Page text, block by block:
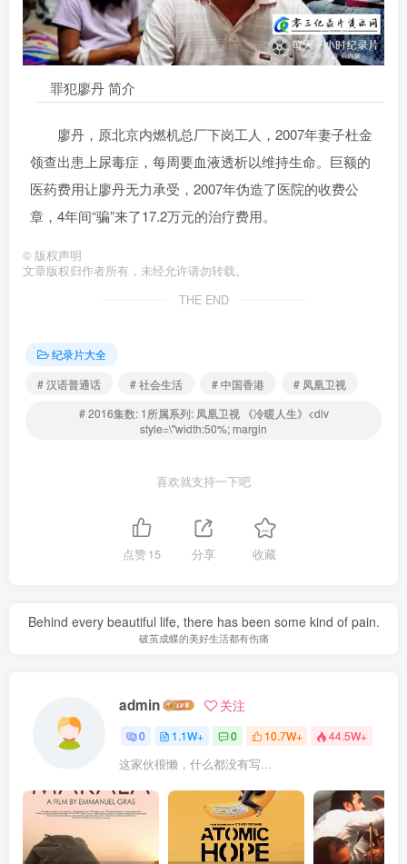
罪犯廖丹 简介
廖丹，原北京内燃机总厂下岗工人，2007年妻子杜金
领查出患上尿毒症，每周要血液透析以维持生命。巨额的
医药费用让廖丹无力承受，2007年伪造了医院的收费公
章，4年间“骗”来了17.2万元的治疗费用。
© 版权声明
文章版权归作者所有，未经允许请勿转载。
THE END
纪录片大全
# 汉语普通话
# 社会生活 # 中国香港
# 凤凰卫视
# 2016集数: 1所属系列: 凤凰卫视 《冷暖人生》<div
style=\"width:50%; margin
喜欢就支持一下吧
点赞15 分享 收藏
Behind every beautiful life, there has been some kind of pain.
破茧成蝶的美好生活都有伤痛
admin 关注
0 1.1W+ 0 10.7W+ 44.5W+
这家伙很懒，什么都没有写...